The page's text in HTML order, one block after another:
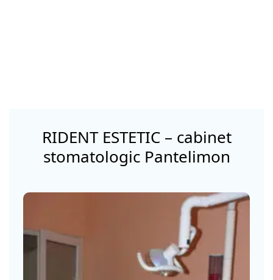
RIDENT ESTETIC – cabinet
stomatologic Pantelimon